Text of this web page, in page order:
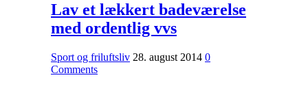
Lav et lækkert badeværelse
med ordentlig vvs
Sport og friluftsliv 28. august 2014 0
Comments